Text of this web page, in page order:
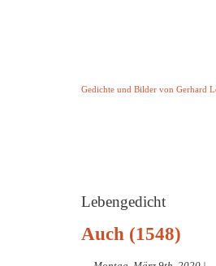
Gedichte und Bilder von Gerhard
Lebengedicht
Auch (1548)